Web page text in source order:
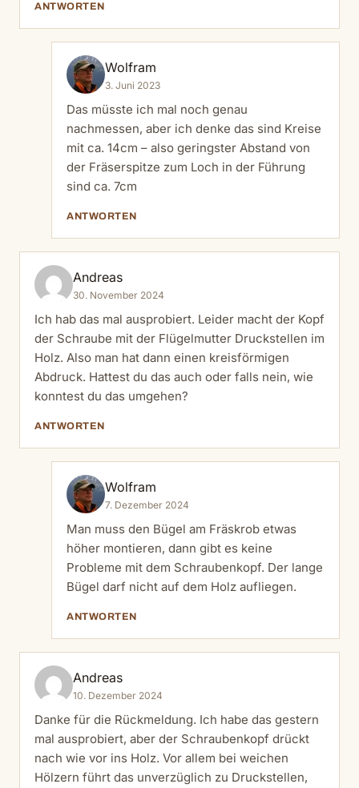
ANTWORTEN
Wolfram
3. Juni 2023
Das müsste ich mal noch genau
nachmessen, aber ich denke das sind Kreise
mit ca. 14cm – also geringster Abstand von
der Fräserspitze zum Loch in der Führung
sind ca. 7cm
ANTWORTEN
Andreas
30. November 2024
Ich hab das mal ausprobiert. Leider macht der Kopf
der Schraube mit der Flügelmutter Druckstellen im
Holz. Also man hat dann einen kreisförmigen
Abdruck. Hattest du das auch oder falls nein, wie
konntest du das umgehen?
ANTWORTEN
Wolfram
7. Dezember 2024
Man muss den Bügel am Fräskrob etwas
höher montieren, dann gibt es keine
Probleme mit dem Schraubenkopf. Der lange
Bügel darf nicht auf dem Holz aufliegen.
ANTWORTEN
Andreas
10. Dezember 2024
Danke für die Rückmeldung. Ich habe das gestern
mal ausprobiert, aber der Schraubenkopf drückt
nach wie vor ins Holz. Vor allem bei weichen
Hölzern führt das unverzüglich zu Druckstellen,